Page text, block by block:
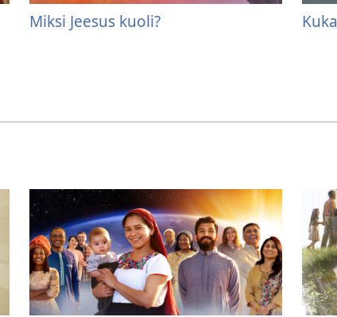
Miksi Jeesus kuoli?